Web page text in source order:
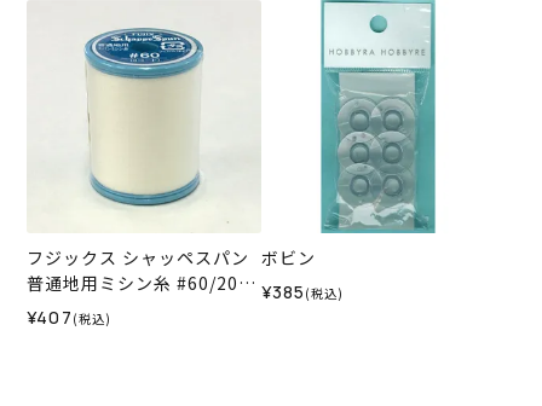
フジックス シャッペスパン
普通地用ミシン糸 #60/200
m col.403＜キナリ＞
¥407 (税込)
ボビン
¥385 (税込)